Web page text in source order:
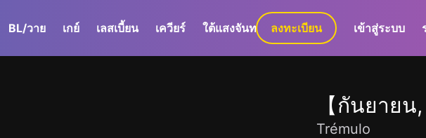
BL/วาย เกย์ เลสเบี้ยน เควียร์ ใต้แสงจันทร์ GaLa+
ลงทะเบียน เข้าสู่ระบบ
【กันยายน
Trémulo